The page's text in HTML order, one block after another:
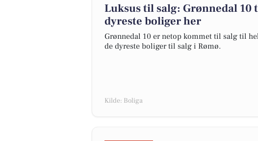
Luksus til salg: Grønnedal 10
dyreste boliger her
Grønnedal 10 er netop kommet til salg til
de dyreste boliger til salg i Rømø.
Kilde: Boliga